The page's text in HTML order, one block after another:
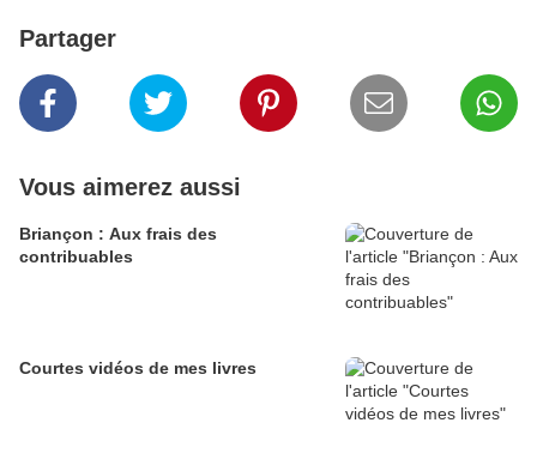
Partager
Vous aimerez aussi
Briançon : Aux frais des
contribuables
Courtes vidéos de mes livres